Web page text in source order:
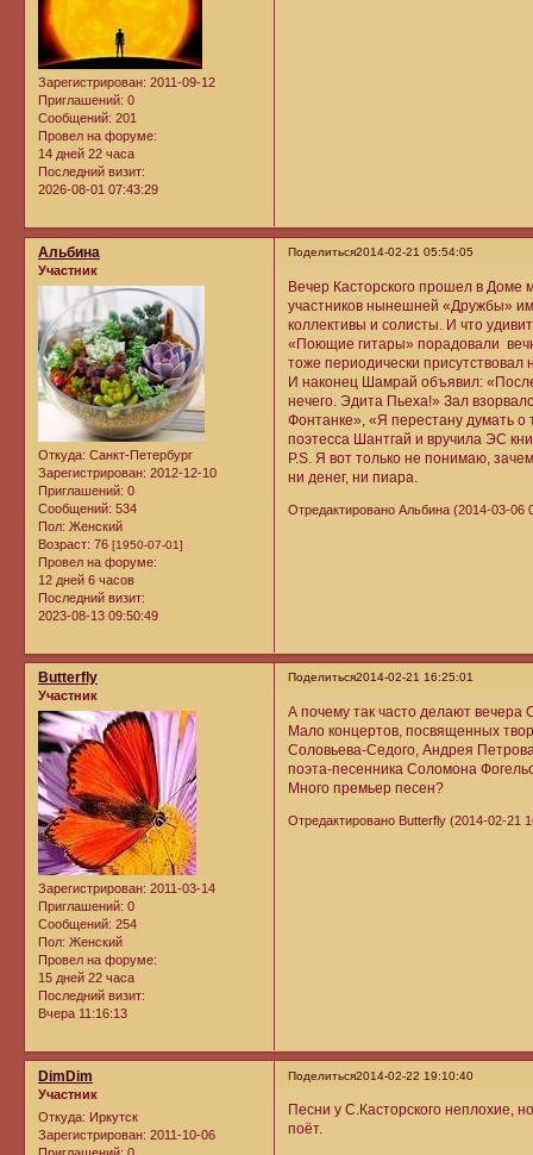
Зарегистрирован: 2011-09-12
Приглашений: 0
Сообщений: 201
Провел на форуме:
14 дней 22 часа
Последний визит:
2026-08-01 07:43:29
Поделиться2014-02-21 05:54:05
Альбина
Участник
Откуда: Санкт-Петербург
Зарегистрирован: 2012-12-10
Приглашений: 0
Сообщений: 534
Пол: Женский
Возраст: 76 [1950-07-01]
Провел на форуме:
12 дней 6 часов
Последний визит:
2023-08-13 09:50:49
Вечер Касторского прошел в Доме
участников нынешней «Дружбы»
коллективы и солисты. И что
«Поющие гитары» порадовали
тоже периодически присутствовал
И наконец Шамрай объявил:
нечего. Эдита Пьеха!» Зал
Фонтанке», «Я перестану думать о
поэтесса Шантгай и вручила ЭС
P.S. Я вот только не понимаю,
ни денег, ни пиара.
Отредактировано Альбина (2014-03-06
Поделиться2014-02-21 16:25:01
Butterfly
Участник
Зарегистрирован: 2011-03-14
Приглашений: 0
Сообщений: 254
Пол: Женский
Провел на форуме:
15 дней 22 часа
Последний визит:
Вчера 11:16:13
А почему так часто делают вечера
Мало концертов, посвященных
Соловьева-Седого, Андрея
поэта-песенника Соломона
Много премьер песен?
Отредактировано Butterfly (2014-02-21
Поделиться2014-02-22 19:10:40
DimDim
Участник
Откуда: Иркутск
Зарегистрирован: 2011-10-06
Песни у С.Касторского неплохие,
поёт.